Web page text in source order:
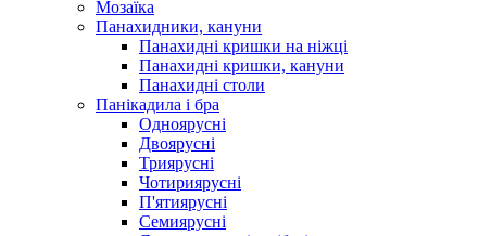
Мозаїка
Панахидники, кануни
Панахидні кришки на ніжці
Панахидні кришки, кануни
Панахидні столи
Панікадила і бра
Одноярусні
Двоярусні
Триярусні
Чотириярусні
П'ятиярусні
Семиярусні